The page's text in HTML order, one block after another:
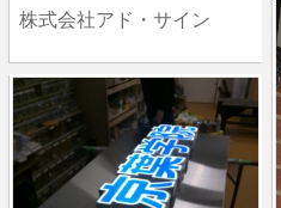
株式会社アド・サイン